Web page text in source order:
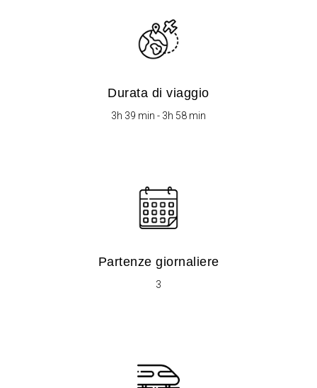
Durata di viaggio
3h 39 min - 3h 58 min
Partenze giornaliere
3